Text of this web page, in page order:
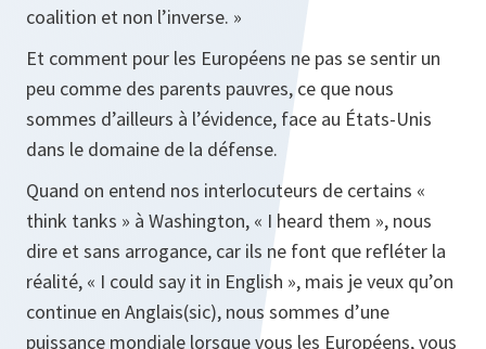
coalition et non l’inverse. »
Et comment pour les Européens ne pas se sentir un
peu comme des parents pauvres, ce que nous
sommes d’ailleurs à l’évidence, face au États-Unis
dans le domaine de la défense.
Quand on entend nos interlocuteurs de certains «
think tanks » à Washington, « I heard them », nous
dire et sans arrogance, car ils ne font que refléter la
réalité, « I could say it in English », mais je veux qu’on
continue en Anglais(sic), nous sommes d’une
puissance mondiale lorsque vous les Européens, vous